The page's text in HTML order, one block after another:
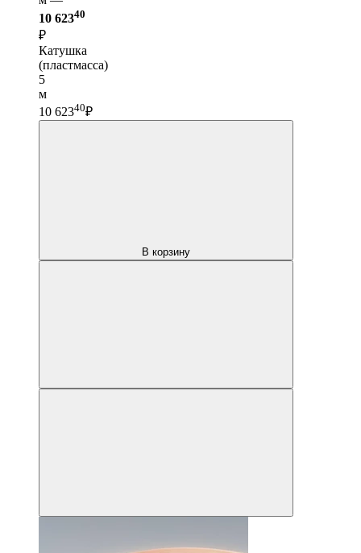
10 62340
₽
Катушка
(пластмасса)
5
м
10 62340₽
В корзину